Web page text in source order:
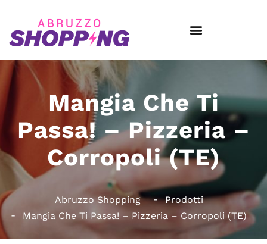
Mangia Che Ti
Passa! – Pizzeria –
Corropoli (TE)
Abruzzo Shopping
Prodotti
Mangia Che Ti Passa! – Pizzeria – Corropoli (TE)